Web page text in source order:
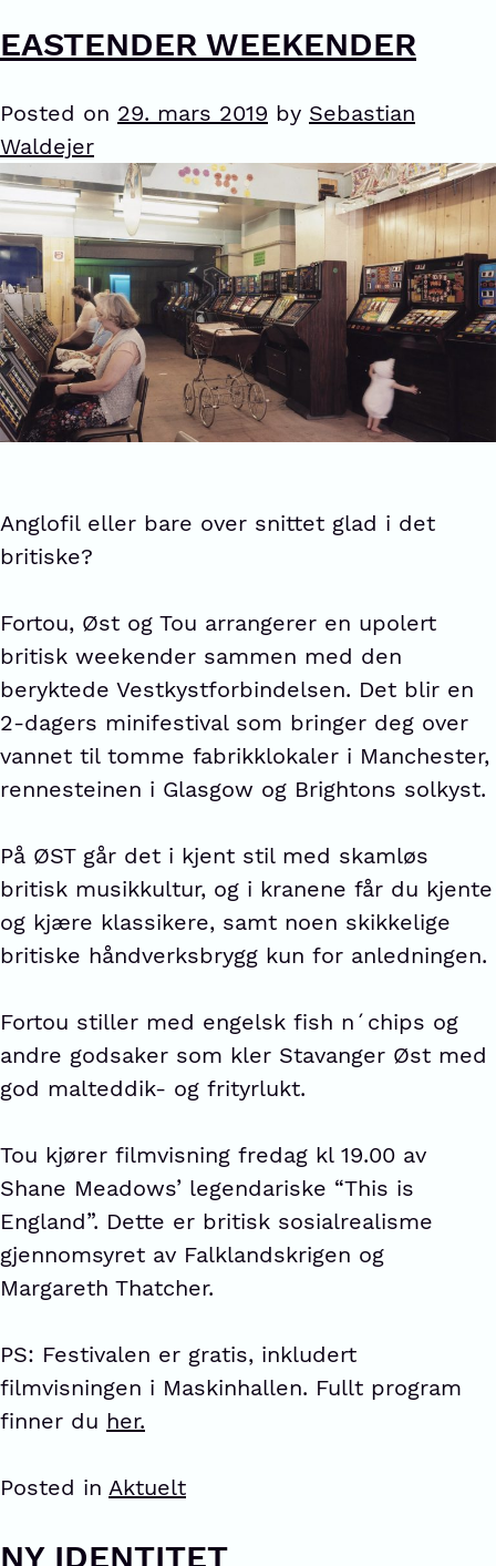
EASTENDER WEEKENDER
Posted on 29. mars 2019 by Sebastian
Waldejer
Anglofil eller bare over snittet glad i det
britiske?
Fortou, Øst og Tou arrangerer en upolert
britisk weekender sammen med den
beryktede Vestkystforbindelsen. Det blir en
2-dagers minifestival som bringer deg over
vannet til tomme fabrikklokaler i Manchester,
rennesteinen i Glasgow og Brightons solkyst.
På ØST går det i kjent stil med skamløs
britisk musikkultur, og i kranene får du kjente
og kjære klassikere, samt noen skikkelige
britiske håndverksbrygg kun for anledningen.
Fortou stiller med engelsk fish n´chips og
andre godsaker som kler Stavanger Øst med
god malteddik- og frityrlukt.
Tou kjører filmvisning fredag kl 19.00 av
Shane Meadows’ legendariske “This is
England”. Dette er britisk sosialrealisme
gjennomsyret av Falklandskrigen og
Margareth Thatcher.
PS: Festivalen er gratis, inkludert
filmvisningen i Maskinhallen. Fullt program
finner du her.
Posted in Aktuelt
NY IDENTITET